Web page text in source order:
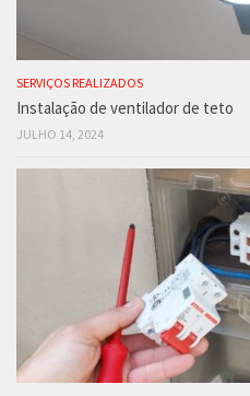
SERVIÇOS REALIZADOS
Instalação de ventilador de teto
JULHO 14, 2024